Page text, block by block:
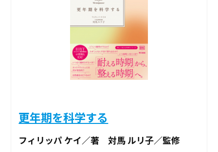
更年期を科学する
フィリッパ ケイ／著 対馬 ルリ子／監修